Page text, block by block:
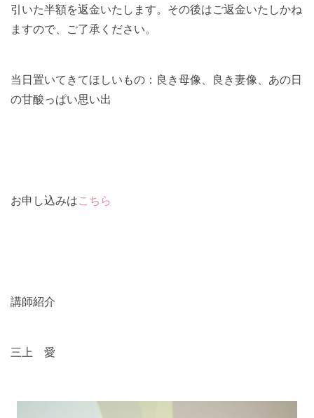
引いた半額を返金いたします。その後はご返金いたしかね
ますので、ご了承ください。
当日置いてきてほしいもの：良き母像、良き妻像、あの日
の甘酸っぱい思い出
お申し込みはこちら
講師紹介
三上 愛